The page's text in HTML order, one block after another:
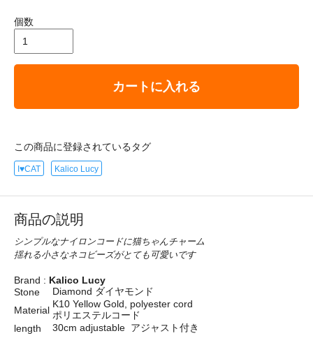
個数
カートに入れる
この商品に登録されているタグ
I♥CAT Kalico Lucy
商品の説明
シンプルなナイロンコードに猫ちゃんチャーム
揺れる小さなネコビーズがとても可愛いです
Brand : Kalico Lucy
Stone
Diamond ダイヤモンド
Material
K10 Yellow Gold, polyester cord
ポリエステルコード
length
30cm adjustable アジャスト付き